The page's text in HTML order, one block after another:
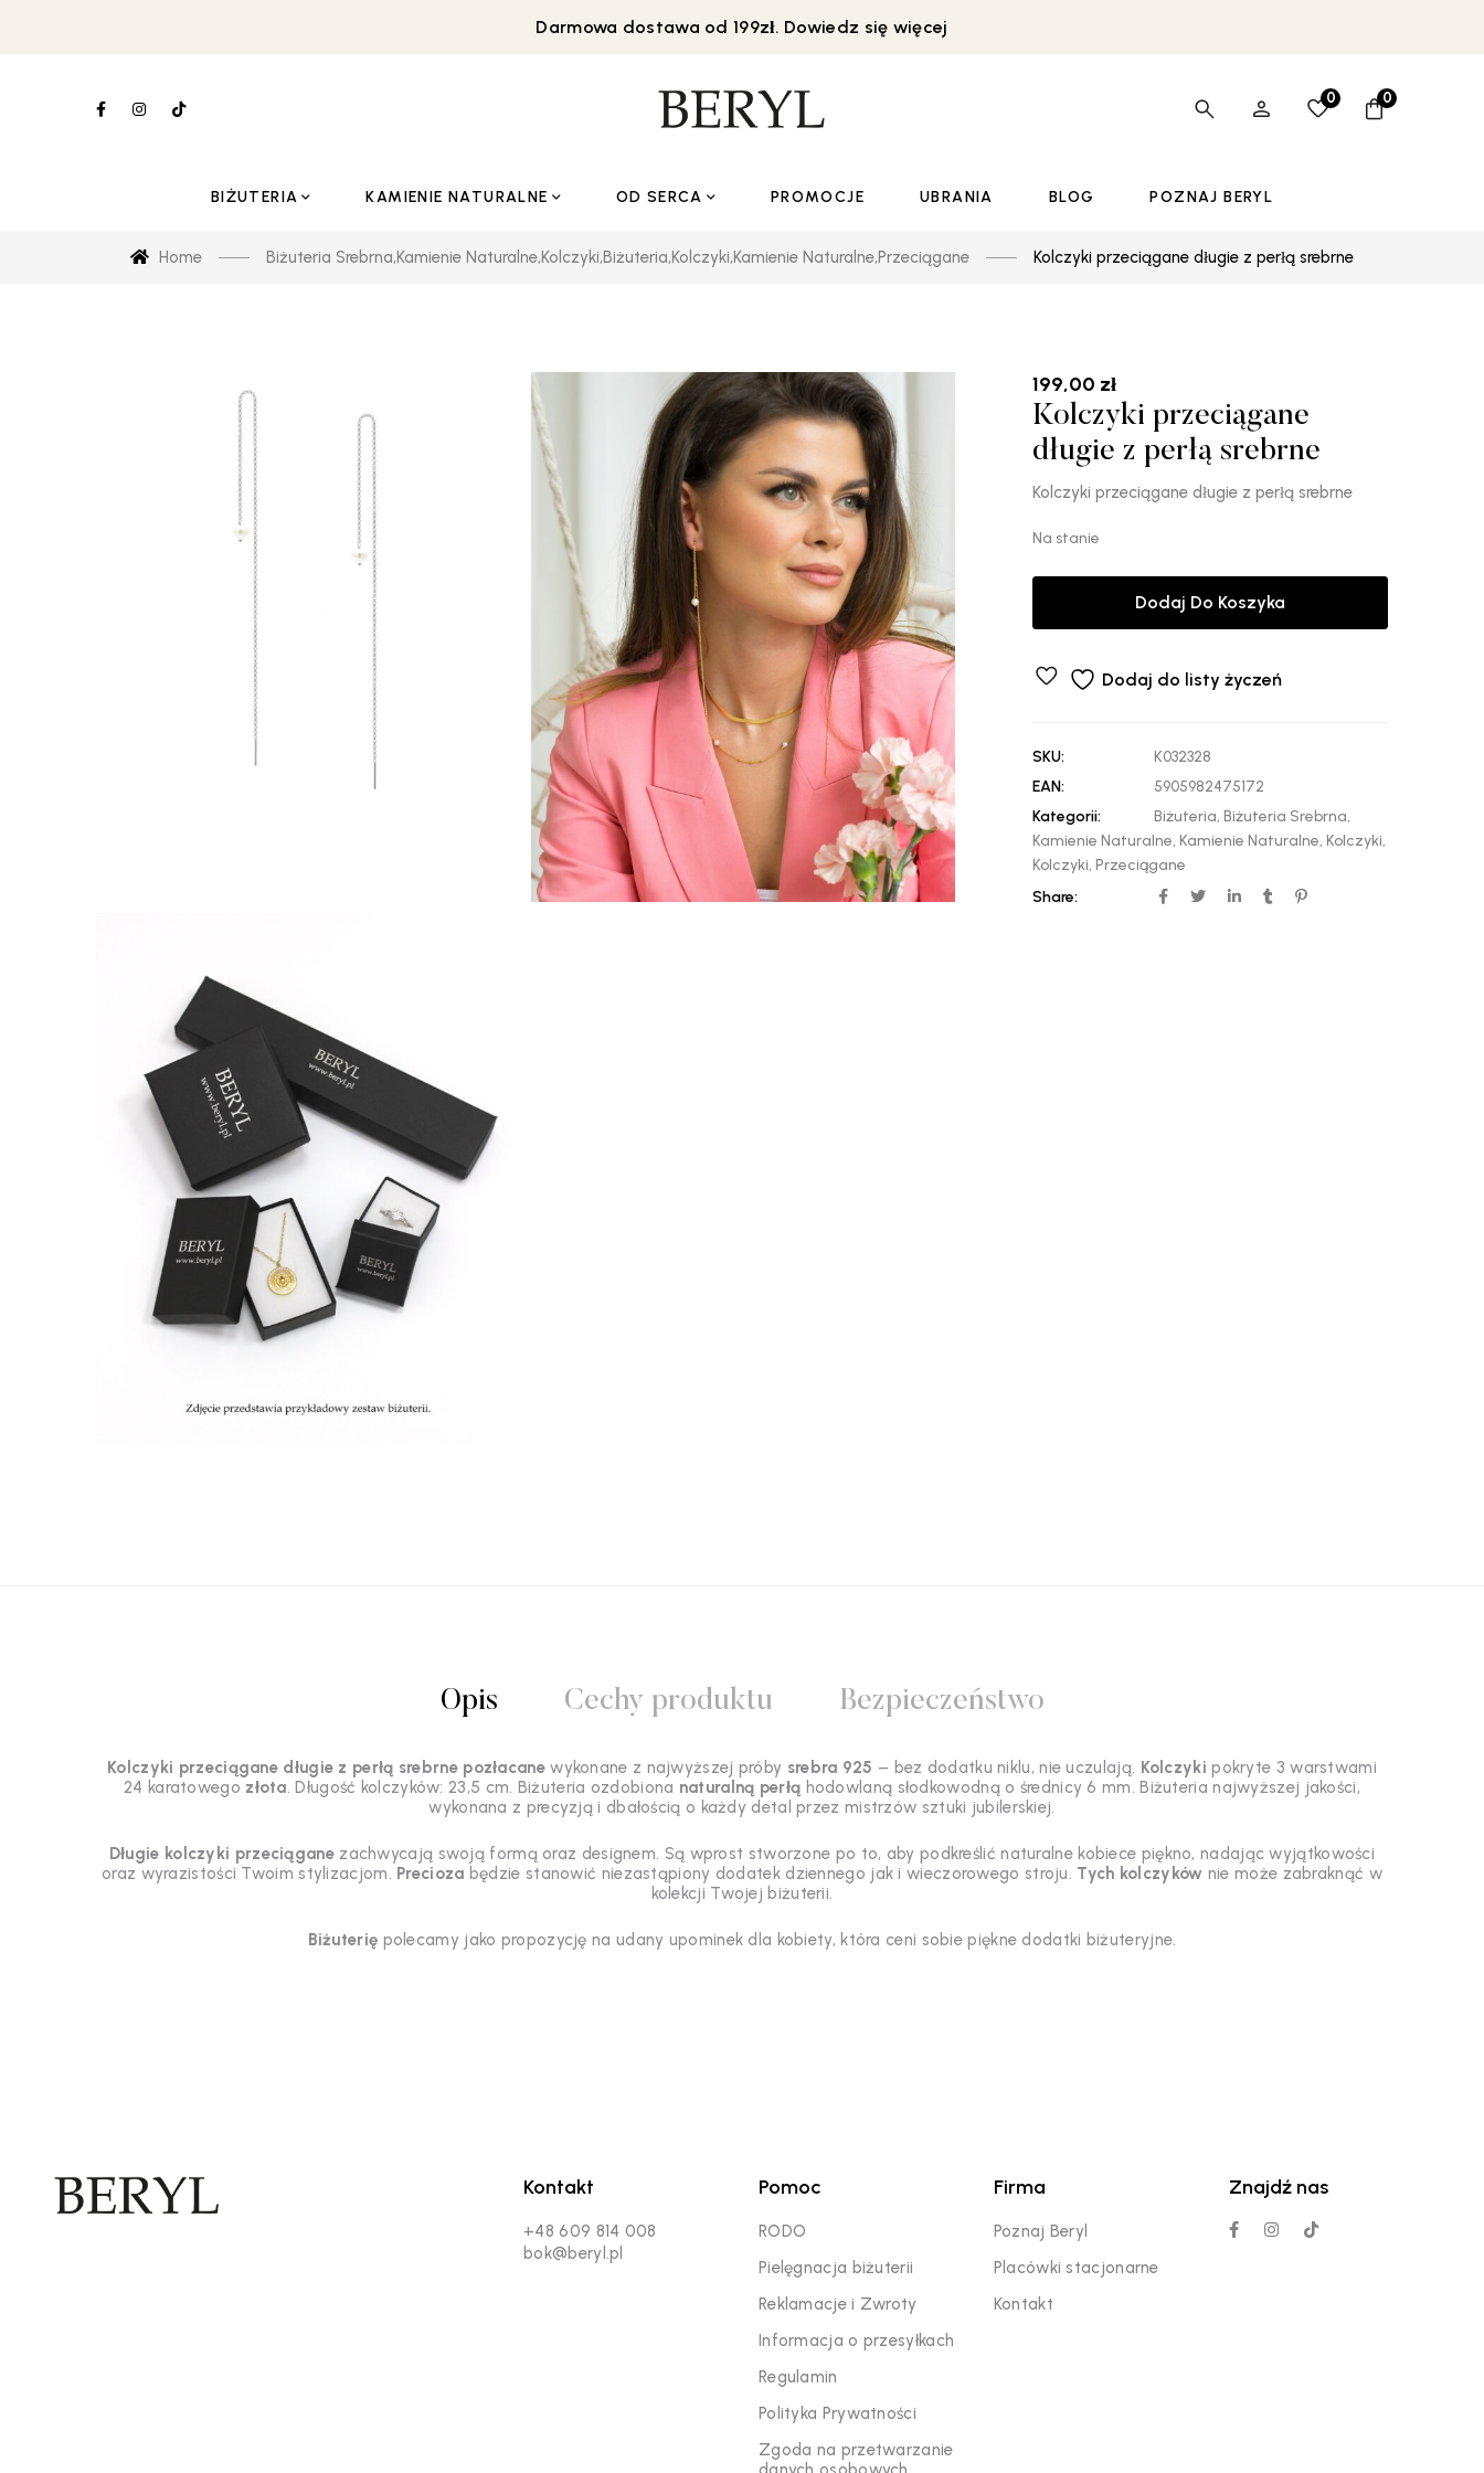
Darmowa dostawa od 199zł. Dowiedz się więcej
0 0
BIŻUTERIA KAMIENIE NATURALNE OD SERCA PROMOCJE UBRANIA BLOG POZNAJ BERYL
Home Biżuteria Srebrna,Kamienie Naturalne,Kolczyki,Biżuteria,Kolczyki,Kamienie Naturalne,Przeciągane Kolczyki przeciągane długie z perłą srebrne
199,00 zł
Kolczyki przeciągane
długie z perłą srebrne
Kolczyki przeciągane długie z perłą srebrne
Na stanie
Dodaj Do Koszyka
Dodaj do listy życzeń
SKU:
K032328
EAN:
5905982475172
Kategorii:
Biżuteria, Biżuteria Srebrna,
Kamienie Naturalne, Kamienie Naturalne, Kolczyki,
Kolczyki, Przeciągane
Share:
Opis Cechy produktu Bezpieczeństwo
Kolczyki przeciągane długie z perłą srebrne pozłacanewykonane z najwyższej próby srebra 925 – bez dodatku niklu, nie uczulają. Kolczykipokryte 3 warstwami
24 karatowego złota . Długość kolczyków: 23,5 cm. Biżuteria ozdobiona naturalną perłą hodowlaną słodkowodną o średnicy 6 mm. Biżuteria najwyższej jakości,
wykonana z precyzją i dbałością o każdy detal przez mistrzów sztuki jubilerskiej.
Długie kolczyki przeciągane zachwycają swoją formą oraz designem. Są wprost stworzone po to, aby podkreślić naturalne kobiece piękno, nadając wyjątkowości
oraz wyrazistości Twoim stylizacjom. Precioza będzie stanowić niezastąpiony dodatek dziennego jak i wieczorowego stroju. Tych kolczyków nie może zabraknąć w
kolekcji Twojej biżuterii.
Biżuterię polecamy jako propozycję na udany upominek dla kobiety, która ceni sobie piękne dodatki biżuteryjne.
Kontakt
+48 609 814 008
bok@beryl.pl
Pomoc
RODO
Pielęgnacja biżuterii
Reklamacje i Zwroty
Informacja o przesyłkach
Regulamin
Polityka Prywatności
Zgoda na przetwarzanie
Firma
Poznaj Beryl
Placówki stacjonarne
Kontakt
Znajdź nas